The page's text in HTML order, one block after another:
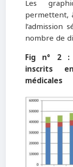
Les
permettent,
l’admission
nombre de
Fig n° 2 :
inscrits
médicales